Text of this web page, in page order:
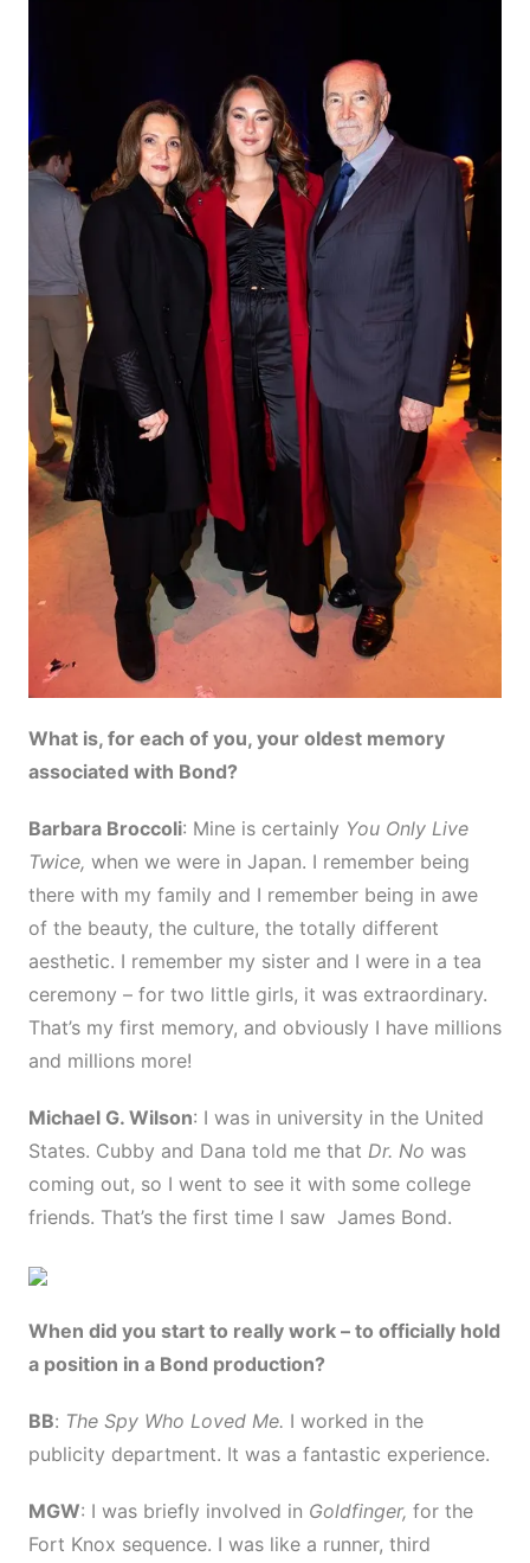
What is, for each of you, your oldest memory
associated with Bond?
Barbara Broccoli: Mine is certainly You Only Live
Twice, when we were in Japan. I remember being
there with my family and I remember being in awe
of the beauty, the culture, the totally different
aesthetic. I remember my sister and I were in a tea
ceremony – for two little girls, it was extraordinary.
That’s my first memory, and obviously I have millions
and millions more!
Michael G. Wilson: I was in university in the United
States. Cubby and Dana told me that Dr. No was
coming out, so I went to see it with some college
friends. That’s the first time I saw James Bond.
When did you start to really work –to officially hold
a position in a Bond production?
BB: The Spy Who Loved Me. I worked in the
publicity department. It was a fantastic experience.
MGW: I was briefly involved in Goldfinger, for the
Fort Knox sequence. I was like a runner, third